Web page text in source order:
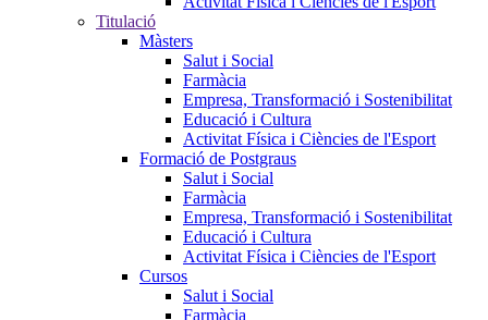
Titulació
Màsters
Salut i Social
Farmàcia
Empresa, Transformació i Sostenibilitat
Educació i Cultura
Activitat Física i Ciències de l'Esport
Formació de Postgraus
Salut i Social
Farmàcia
Empresa, Transformació i Sostenibilitat
Educació i Cultura
Activitat Física i Ciències de l'Esport
Cursos
Salut i Social
Farmàcia